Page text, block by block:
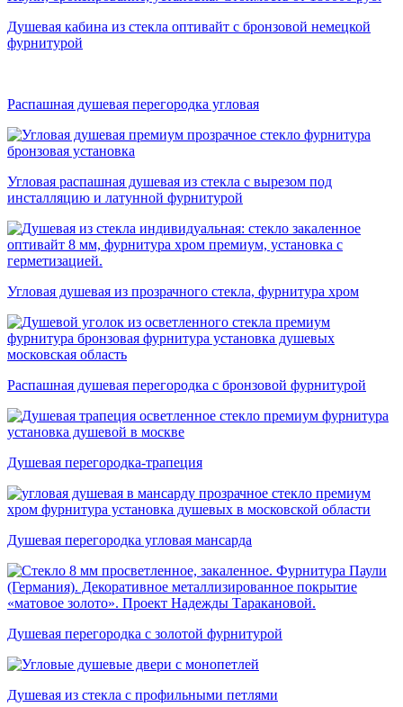
Душевая кабина из стекла оптивайт с бронзовой немецкой
фурнитурой
Распашная душевая перегородка угловая
Угловая распашная душевая из стекла с вырезом под
инсталляцию и латунной фурнитурой
Угловая душевая из прозрачного стекла, фурнитура хром
Распашная душевая перегородка с бронзовой фурнитурой
Душевая перегородка-трапеция
Душевая перегородка угловая мансарда
Душевая перегородка с золотой фурнитурой
Душевая из стекла с профильными петлями